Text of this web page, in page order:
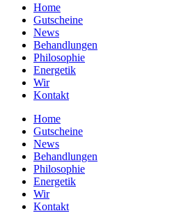
Home
Gutscheine
News
Behandlungen
Philosophie
Energetik
Wir
Kontakt
Home
Gutscheine
News
Behandlungen
Philosophie
Energetik
Wir
Kontakt